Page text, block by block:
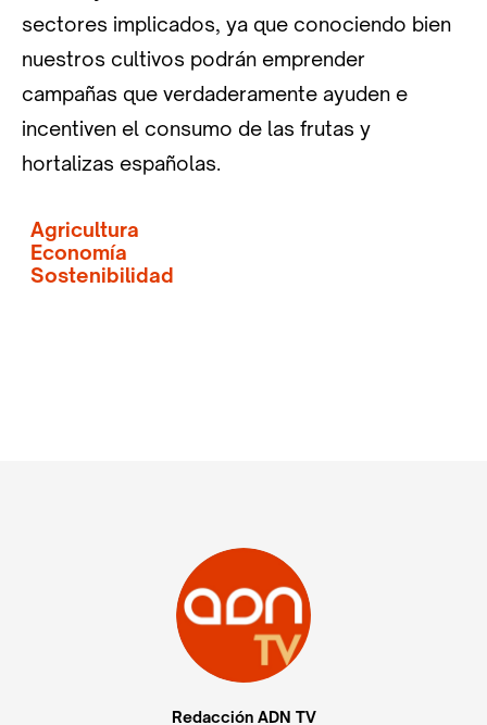
sectores implicados, ya que conociendo bien
nuestros cultivos podrán emprender
campañas que verdaderamente ayuden e
incentiven el consumo de las frutas y
hortalizas españolas.
Agricultura
Economía
Sostenibilidad
Redacción ADN TV